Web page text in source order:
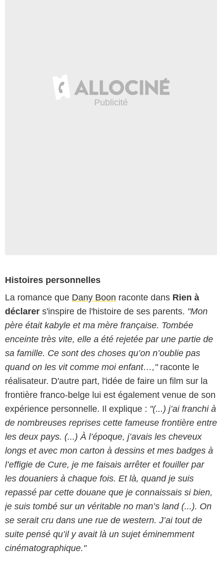
Histoires personnelles
La romance que Dany Boon raconte dans Rien à
déclarer s'inspire de l'histoire de ses parents. "Mon
père était kabyle et ma mère française. Tombée
enceinte très vite, elle a été rejetée par une partie de
sa famille. Ce sont des choses qu’on n’oublie pas
quand on les vit comme moi enfant…,"raconte le
réalisateur. D'autre part, l'idée de faire un film sur la
frontière franco-belge lui est également venue de son
expérience personnelle. Il explique : "(...) j’ai franchi à
de nombreuses reprises cette fameuse frontière entre
les deux pays. (...) À l’époque, j’avais les cheveux
longs et avec mon carton à dessins et mes badges à
l’effigie de Cure, je me faisais arrêter et fouiller par
les douaniers à chaque fois. Et là, quand je suis
repassé par cette douane que je connaissais si bien,
je suis tombé sur un véritable no man’s land (...). On
se serait cru dans une rue de western. J’ai tout de
suite pensé qu’il y avait là un sujet éminemment
cinématographique."